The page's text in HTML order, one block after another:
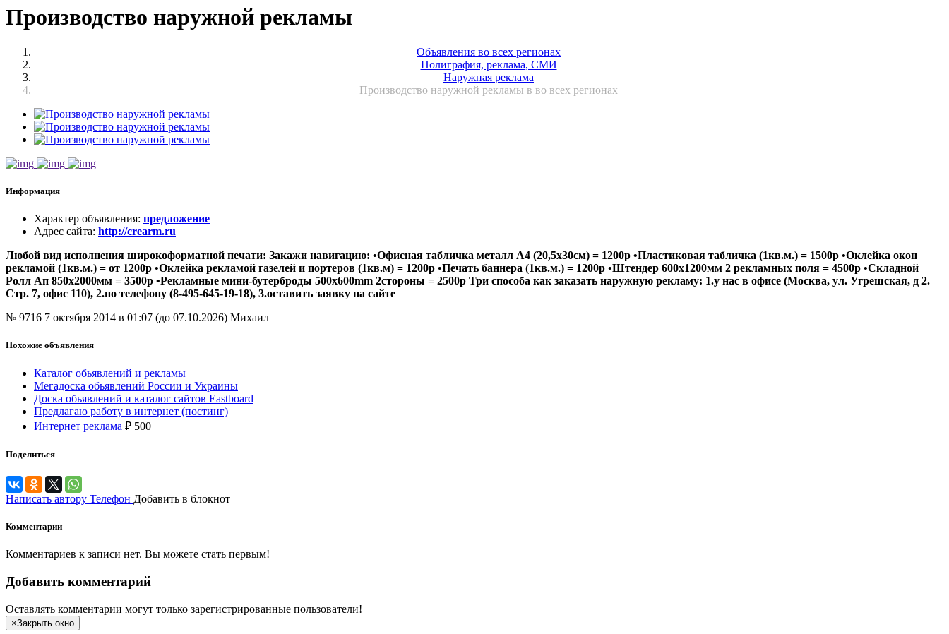
Производство наружной рекламы
Объявления во всех регионах
Полиграфия, реклама, СМИ
Наружная реклама
Производство наружной рекламы в во всех регионах
Информация
Характер объявления: предложение
Адрес сайта: http://crearm.ru
Любой вид исполнения широкоформатной печати: Закажи навигацию: •Офисная табличка металл А4 (20,5х30см) = 1200р •Пластиковая табличка (1кв.м.) = 1500р •Оклейка окон
рекламой (1кв.м.) = от 1200р •Оклейка рекламой газелей и портеров (1кв.м) = 1200р •Печать баннера (1кв.м.) = 1200р •Штендер 600х1200мм 2 рекламных поля = 4500р •Складной
Ролл Ап 850х2000мм = 3500р •Рекламные мини-бутерброды 500x600mm 2стороны = 2500р Три способа как заказать наружную рекламу: 1.у нас в офисе (Москва, ул. Угрешская, д 2.
Стр. 7, офис 110), 2.по телефону (8-495-645-19-18), 3.оставить заявку на сайте
№ 9716 7 октября 2014 в 01:07 (до 07.10.2026) Михаил
Похожие объявления
Каталог обьявлений и рекламы
Мегадоска обьявлений России и Украины
Доска обьявлений и каталог сайтов Eastboard
Предлагаю работу в интернет (постинг)
Интернет реклама ₽ 500
Поделиться
Написать автору Телефон Добавить в блокнот
Комментарии
Комментариев к записи нет. Вы можете стать первым!
Добавить комментарий
Оставлять комментарии могут только зарегистрированные пользователи!
×Закрыть окно